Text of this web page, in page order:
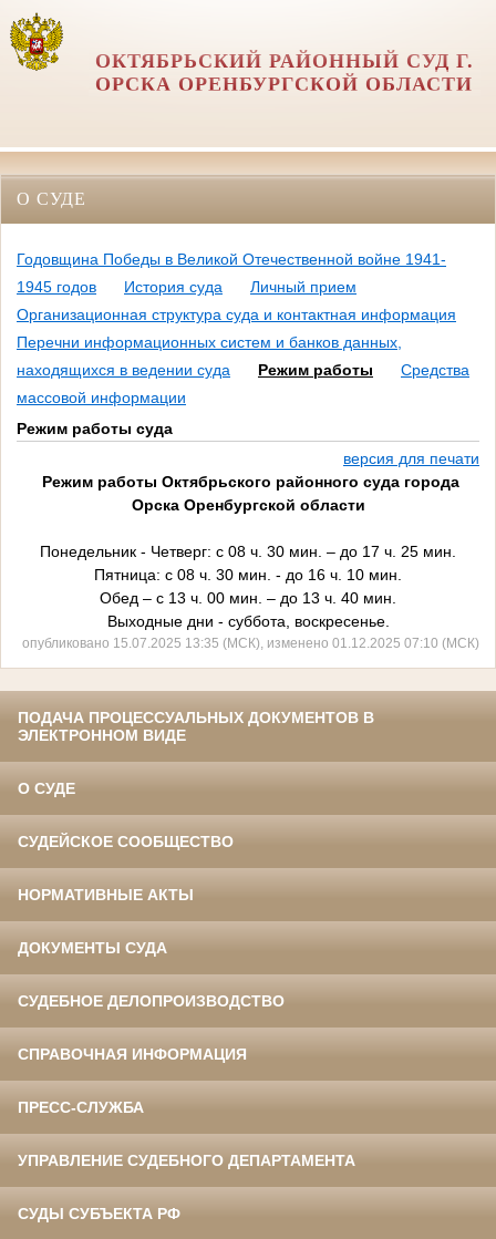
ОКТЯБРЬСКИЙ РАЙОННЫЙ СУД Г.
ОРСКА ОРЕНБУРГСКОЙ ОБЛАСТИ
О СУДЕ
Годовщина Победы в Великой Отечественной войне 1941-
1945 годов
История суда
Личный прием
Организационная структура суда и контактная информация
Перечни информационных систем и банков данных,
находящихся в ведении суда
Режим работы
Средства
массовой информации
Режим работы суда
версия для печати
Режим работы Октябрьского районного суда города
Орска Оренбургской области
Понедельник - Четверг: с 08 ч. 30 мин. – до 17 ч. 25 мин.
Пятница: с 08 ч. 30 мин. - до 16 ч. 10 мин.
Обед – с 13 ч. 00 мин. – до 13 ч. 40 мин.
Выходные дни - суббота, воскресенье.
опубликовано 15.07.2025 13:35 (МСК), изменено 01.12.2025 07:10 (МСК)
ПОДАЧА ПРОЦЕССУАЛЬНЫХ ДОКУМЕНТОВ В
ЭЛЕКТРОННОМ ВИДЕ
О СУДЕ
СУДЕЙСКОЕ СООБЩЕСТВО
НОРМАТИВНЫЕ АКТЫ
ДОКУМЕНТЫ СУДА
СУДЕБНОЕ ДЕЛОПРОИЗВОДСТВО
СПРАВОЧНАЯ ИНФОРМАЦИЯ
ПРЕСС-СЛУЖБА
УПРАВЛЕНИЕ СУДЕБНОГО ДЕПАРТАМЕНТА
СУДЫ СУБЪЕКТА РФ